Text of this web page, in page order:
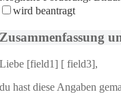
wird beantragt
Zusammenfassung
Liebe [field1] [ field3],
du hast diese Angaben